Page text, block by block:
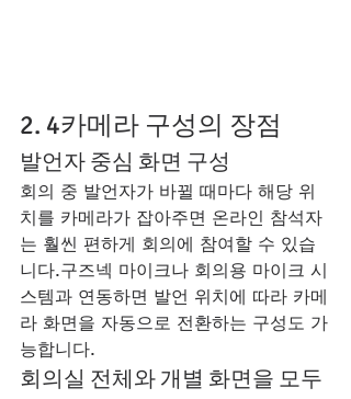
2. 4카메라 구성의 장점
발언자 중심 화면 구성
회의 중 발언자가 바뀔 때마다 해당 위
치를 카메라가 잡아주면 온라인 참석자
는 훨씬 편하게 회의에 참여할 수 있습
니다.구즈넥 마이크나 회의용 마이크 시
스템과 연동하면 발언 위치에 따라 카메
라 화면을 자동으로 전환하는 구성도 가
능합니다.
회의실 전체와 개별 화면을 모두